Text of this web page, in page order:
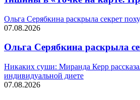
Ольга Серябкина раскрыла секрет
07.08.2026
Ольга Серябкина раскрыла
Никаких суши: Миранда Керр
индивидуальной диете
07.08.2026